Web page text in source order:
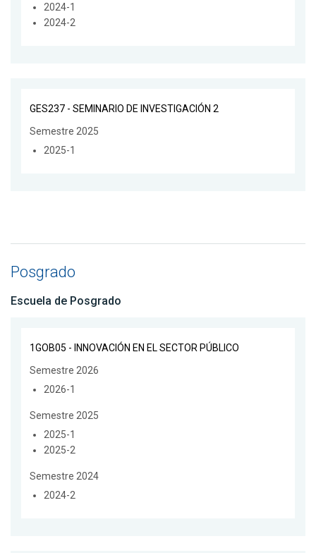
2024-1
2024-2
GES237 - SEMINARIO DE INVESTIGACIÓN 2
Semestre 2025
2025-1
Posgrado
Escuela de Posgrado
1GOB05 - INNOVACIÓN EN EL SECTOR PÚBLICO
Semestre 2026
2026-1
Semestre 2025
2025-1
2025-2
Semestre 2024
2024-2